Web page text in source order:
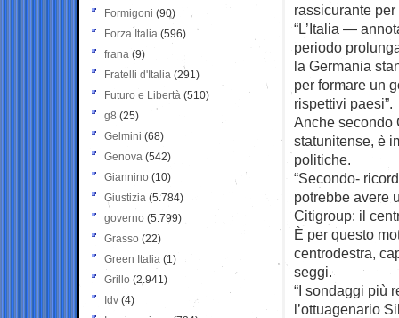
rassicurante per
“L’Italia —
periodo
la Germania
per formare un
rispettivi paesi”.
Anche secondo
statunitense, è
politiche.
“Secondo-
potrebbe avere
Citigroup: il
È per questo
centrodestra,
seggi.
“I sondaggi più
l’ottuagenario
Formigoni (90)
Forza Italia (596)
frana (9)
Fratelli d'Italia (291)
Futuro e Libertà (510)
g8 (25)
Gelmini (68)
Genova (542)
Giannino (10)
Giustizia (5.784)
governo (5.799)
Grasso (22)
Green Italia (1)
Grillo (2.941)
Idv (4)